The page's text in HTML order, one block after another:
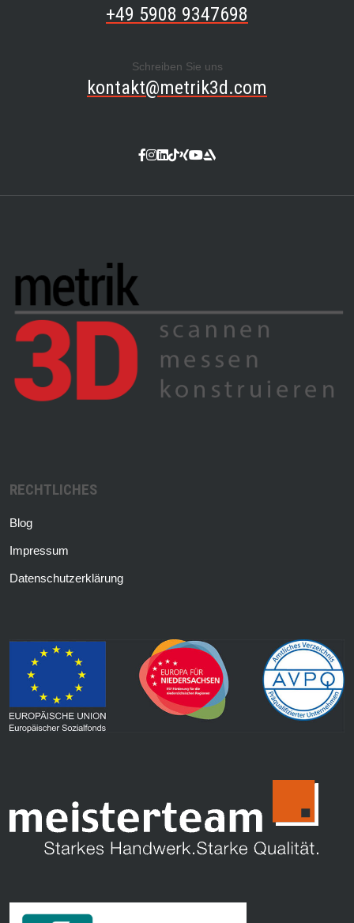
+49 5908 9347698
Schreiben Sie uns
kontakt@metrik3d.com
RECHTLICHES
Blog
Impressum
Datenschutzerklärung